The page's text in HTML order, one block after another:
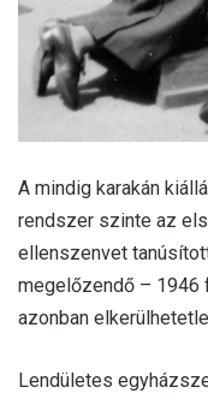
A mindig karakán
rendszer szinte az
ellenszenvet
megelőzendő – 1946
azonban
Lendületes